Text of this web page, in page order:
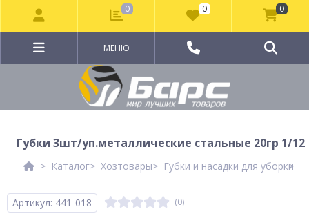
МЕНЮ
Губки 3шт/уп.металлические стальные 20гр 1/12
Каталог Хозтовары Губки и насадки для уборки
Артикул: 441-018 (0)
0 0 0